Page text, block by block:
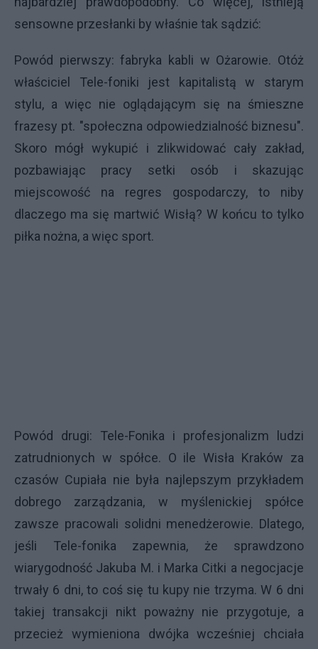
sensowne przesłanki by właśnie tak sądzić:
Powód pierwszy: fabryka kabli w Ożarowie. Otóż
właściciel Tele-foniki jest kapitalistą w starym
stylu, a więc nie oglądającym się na śmieszne
frazesy pt. "społeczna odpowiedzialność biznesu".
Skoro mógł wykupić i zlikwidować cały zakład,
pozbawiając pracy setki osób i skazując
miejscowość na regres gospodarczy, to niby
dlaczego ma się martwić Wisłą? W końcu to tylko
piłka nożna, a więc sport.
Powód drugi: Tele-Fonika i profesjonalizm ludzi
zatrudnionych w spółce. O ile Wisła Kraków za
czasów Cupiała nie była najlepszym przykładem
dobrego zarządzania, w myślenickiej spółce
zawsze pracowali solidni menedżerowie. Dlatego,
jeśli Tele-fonika zapewnia, że sprawdzono
wiarygodność Jakuba M. i Marka Citki a negocjacje
trwały 6 dni, to coś się tu kupy nie trzyma. W 6 dni
takiej transakcji nikt poważny nie przygotuje, a
przecież wymieniona dwójka wcześniej chciała